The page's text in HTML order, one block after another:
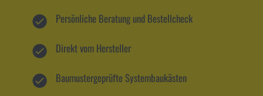
Persönliche Beratung und Bestellcheck
Direkt vom Hersteller
Baumustergeprüfte Systembaukästen